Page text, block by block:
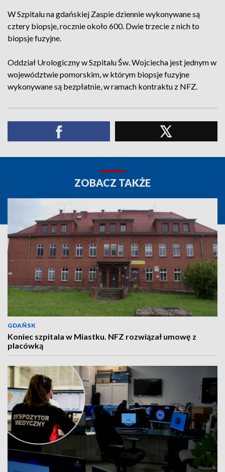
W Szpitalu na gdańskiej Zaspie dziennie wykonywane są
cztery biopsje, rocznie około 600. Dwie trzecie z nich to
biopsje fuzyjne.
Oddział Urologiczny w Szpitalu Św. Wojciecha jest jednym w
województwie pomorskim, w którym biopsje fuzyjne
wykonywane są bezpłatnie, w ramach kontraktu z NFZ.
ZOBACZ TAKŻE
GDAŃSK
Koniec szpitala w Miastku. NFZ rozwiązał umowę z
placówką